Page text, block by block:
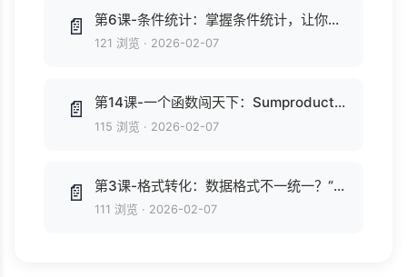
📄 第6课-条件统计：掌握条件统计，让你透过数据直达本质.mp4
121 浏览 · 2026-02-07
📄 第14课-一个函数闯天下：Sumproduct函数强大到你想象不到.mp4
115 浏览 · 2026-02-07
📄 第3课-格式转化：数据格式不一统一？“唰”一下瞬间自动规范.mp4
111 浏览 · 2026-02-07